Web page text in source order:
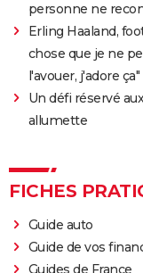
personne ne
Erling Haaland,
chose que je ne
l'avouer, j'adore ça"
Un défi réservé
allumette
FICHES
Guide auto
Guide de vos
Guides de France